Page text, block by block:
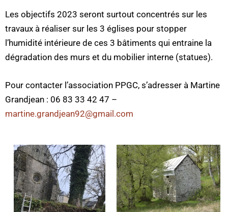
Les objectifs 2023 seront surtout concentrés sur les
travaux à réaliser sur les 3 églises pour stopper
l’humidité intérieure de ces 3 bâtiments qui entraine la
dégradation des murs et du mobilier interne (statues).
Pour contacter l’association PPGC, s’adresser à Martine
Grandjean : 06 83 33 42 47 –
martine.grandjean92@gmail.com